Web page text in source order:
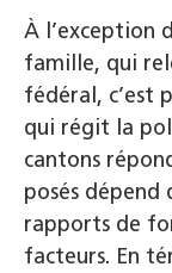
À l’exception
famille, qui
fédéral, c’est
qui régit la
cantons
posés dépend
rapports de
facteurs. En